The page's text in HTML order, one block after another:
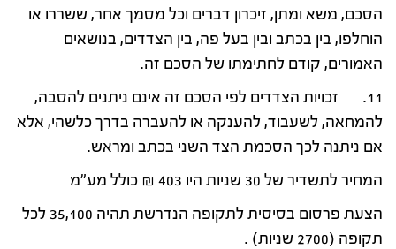
הסכם, משא ומתן, זיכרון דברים וכל מסמך אחר, ששררו או
הוחלפו, בין בכתב ובין בעל פה, בין הצדדים, בנושאים
האמורים, קודם לחתימתו של הסכם זה.
11. זכויות הצדדים לפי הסכם זה אינם ניתנים להסבה,
להמחאה, לשעבוד, להענקה או להעברה בדרך כלשהי, אלא
אם ניתנה לכך הסכמת הצד השני בכתב ומראש.
המחיר לתשדיר של 30 שניות היו 403 ₪ כולל מע"מ
הצעת פרסום בסיסית לתקופה הנדרשת תהיה 35,100 לכל
תקופה (2700 שניות) .